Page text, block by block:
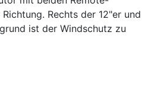
Rechts der 12"er und
ist der Windschutz zu